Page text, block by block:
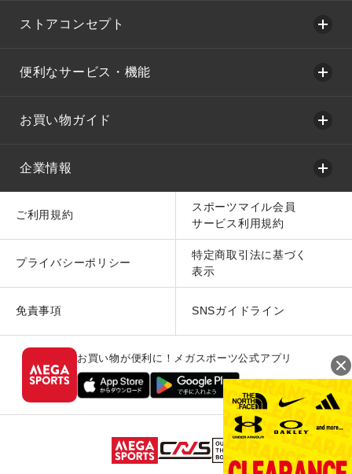
ストアコンセプト
便利なサービス・機能
お買い物ガイド
企業情報
ご利用規約
スポーツマイル会員
サービス利用規約
プライバシーポリシー
特定商取引法に基づく
表示
免責事項 SNSガイドライン
お買い物が便利に！メガスポーツ公式アプリ